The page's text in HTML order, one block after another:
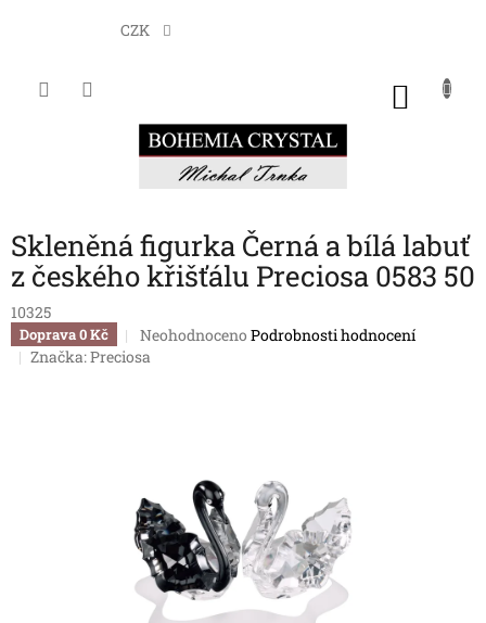
CZK
Skleněná figurka Černá a bílá labuť
z českého křišťálu Preciosa 0583 50
10325
Doprava 0 Kč
Průměrné
hodnocení
hvězdiček.
Neohodnoceno Podrobnosti hodnocení
Značka:Preciosa